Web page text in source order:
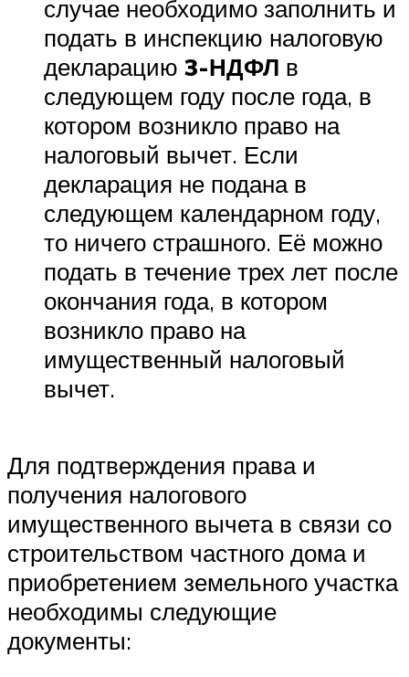
случае необходимо заполнить и
подать в инспекцию налоговую
декларацию 3-НДФЛ в
следующем году после года, в
котором возникло право на
налоговый вычет. Если
декларация не подана в
следующем календарном году,
то ничего страшного. Её можно
подать в течение трех лет после
окончания года, в котором
возникло право на
имущественный налоговый
вычет.
Для подтверждения права и
получения налогового
имущественного вычета в связи со
строительством частного дома и
приобретением земельного участка
необходимы следующие
документы: